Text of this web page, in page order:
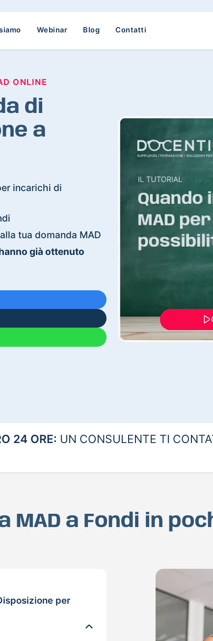
Webinar Blog Contatti
ONLINE
di
a
incarichi di
tua domanda MAD
già ottenuto
24 ORE: UN CONSULENTE TI
MAD a Fondi in
per